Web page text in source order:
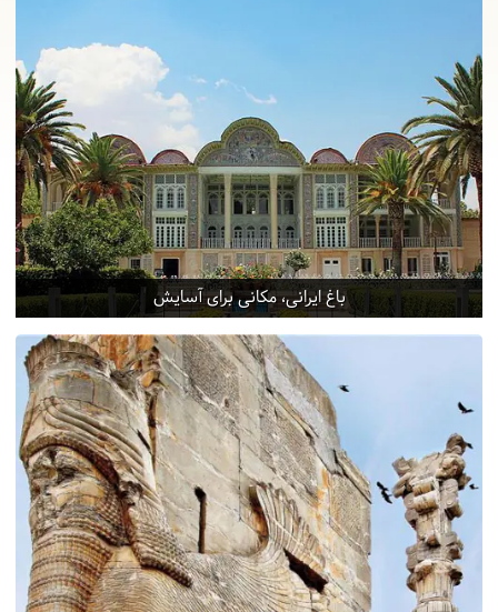
باغ ایرانی، مکانی برای آسایش